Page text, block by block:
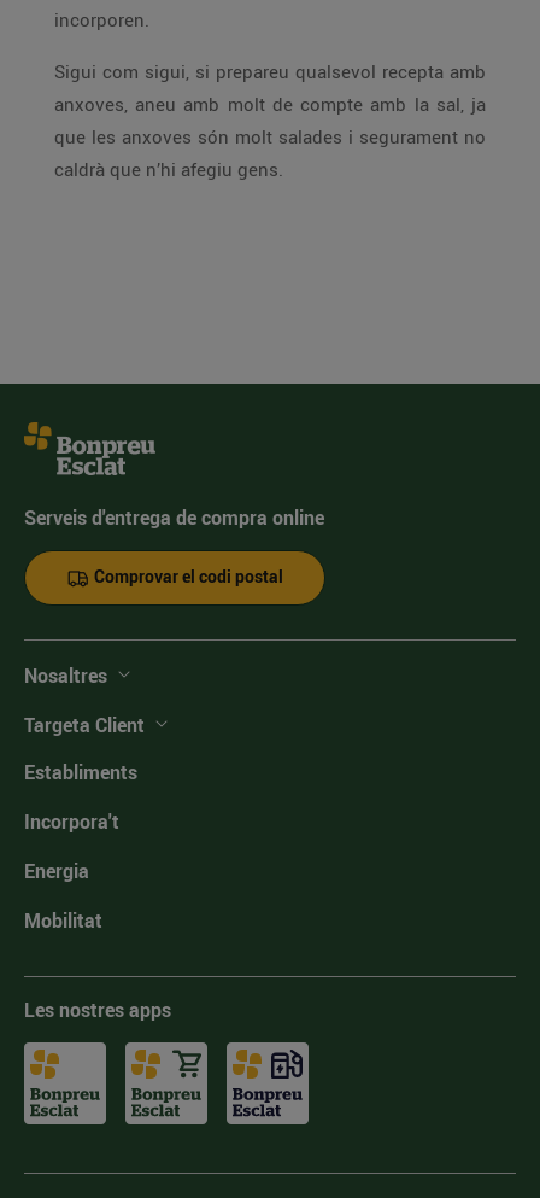
incorporen.
Sigui com sigui, si prepareu qualsevol recepta amb
anxoves, aneu amb molt de compte amb la sal, ja
que les anxoves són molt salades i segurament no
caldrà que n’hi afegiu gens.
Serveis d'entrega de compra online
Comprovar el codi postal
Nosaltres
Targeta Client
Establiments
Incorpora't
Energia
Mobilitat
Les nostres apps